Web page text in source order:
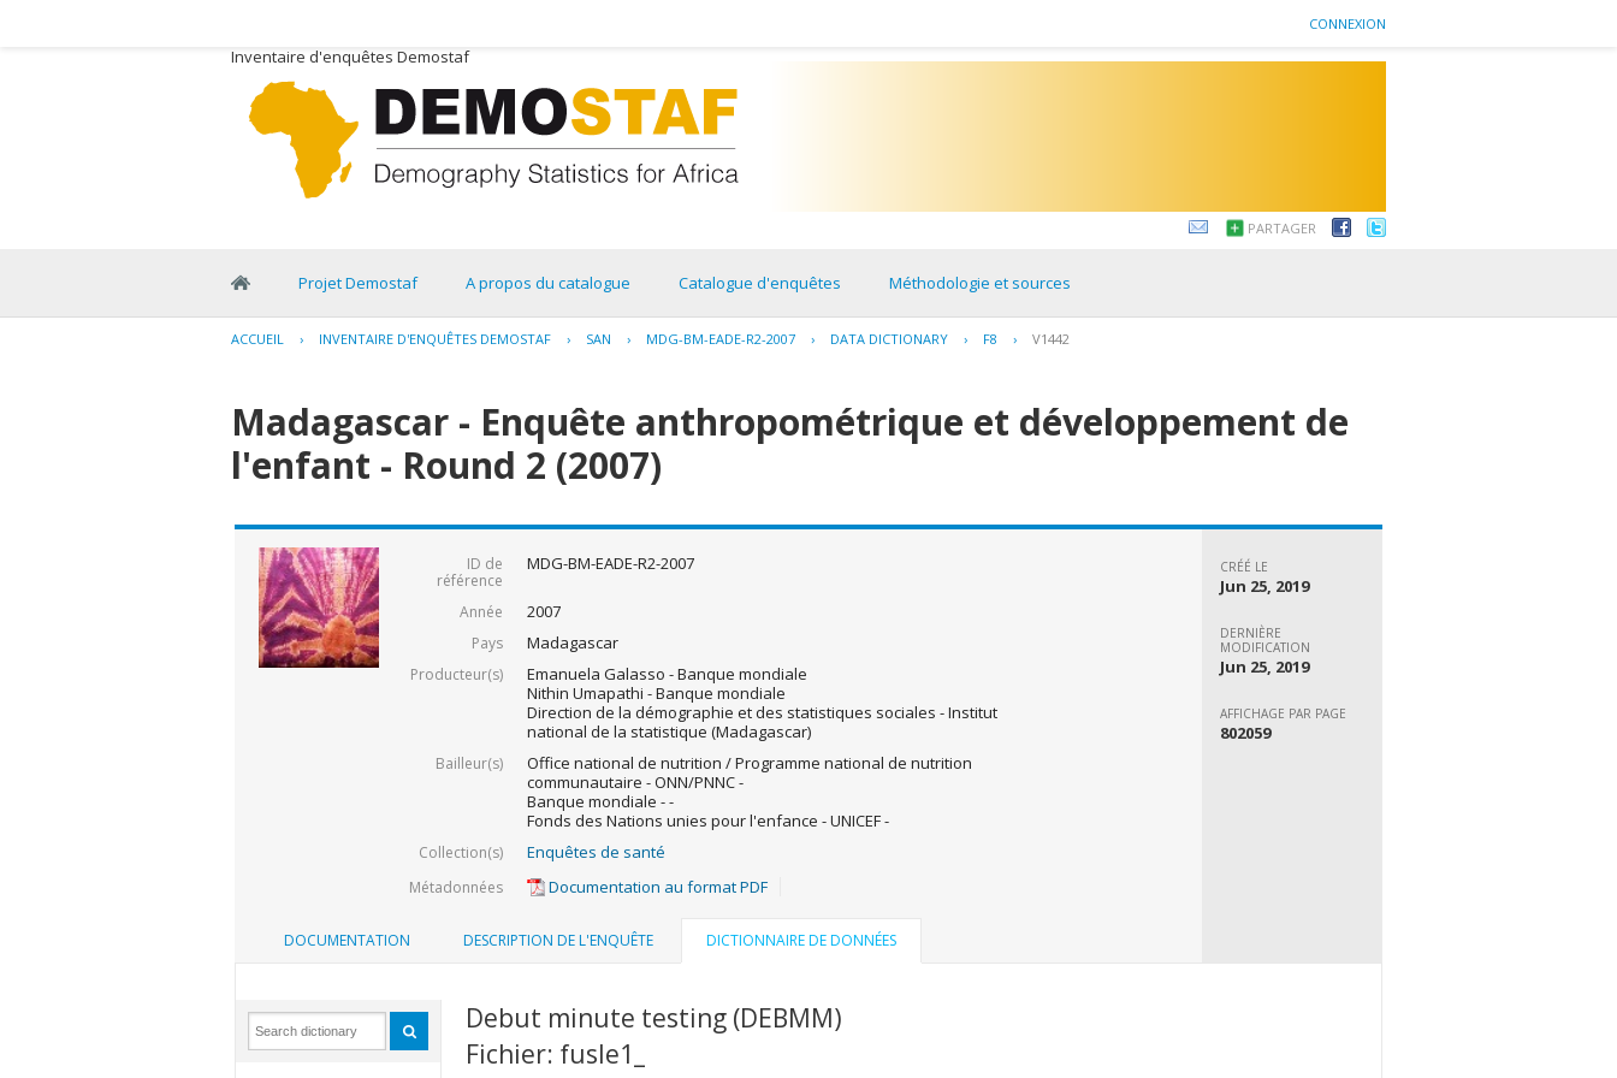
CONNEXION
Inventaire d'enquêtes Demostaf
PARTAGER
Projet Demostaf A propos du catalogue Catalogue d'enquêtes Méthodologie et sources
ACCUEIL › INVENTAIRE D'ENQUÊTES DEMOSTAF › SAN › MDG-BM-EADE-R2-2007 › DATA DICTIONARY › F8 › V1442
Madagascar - Enquête anthropométrique et développement de
l'enfant - Round 2 (2007)
ID de
référence
MDG-BM-EADE-R2-2007
Année 2007
Pays Madagascar
Producteur(s)
Emanuela Galasso - Banque mondiale
Nithin Umapathi - Banque mondiale
Direction de la démographie et des statistiques sociales - Institut
national de la statistique (Madagascar)
Bailleur(s)
Office national de nutrition / Programme national de nutrition
communautaire - ONN/PNNC -
Banque mondiale - -
Fonds des Nations unies pour l'enfance - UNICEF -
Collection(s) Enquêtes de santé
Métadonnées Documentation au format PDF
CRÉÉ LE
Jun 25, 2019
DERNIÈRE
MODIFICATION
Jun 25, 2019
AFFICHAGE PAR PAGE
802059
DOCUMENTATION DESCRIPTION DE L'ENQUÊTE DICTIONNAIRE DE DONNÉES
Debut minute testing (DEBMM)
Fichier: fusle1_